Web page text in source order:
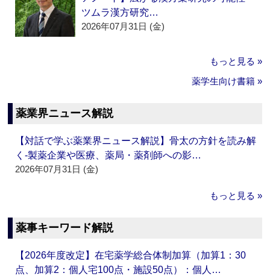
ツムラ漢方研究…
2026年07月31日 (金)
もっと見る »
薬学生向け書籍 »
薬業界ニュース解説
【対話で学ぶ薬業界ニュース解説】骨太の方針を読み解
く‐製薬企業や医療、薬局・薬剤師への影…
2026年07月31日 (金)
もっと見る »
薬事キーワード解説
【2026年度改定】在宅薬学総合体制加算（加算1：30
点、加算2：個人宅100点・施設50点）：個人…